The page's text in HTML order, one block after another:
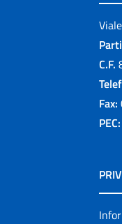
C.F.
Fax:
PEC: